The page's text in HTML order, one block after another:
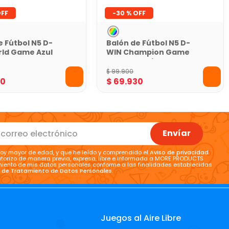
Fútbol N5 D-
Game Azul
-30 %
Balón de Fútbol N5 D-
WIN Champion Game
Azul con Caja
$99.900
$ 69.930
Envíar
mayor de edad, y que he leído y comprendido elAviso de privacidad.
de manera previa, expresa, libre e informada a MORE PRODUCTS
de mis datos personales conforme a las finalidades establecidas
Tratamiento de Datos Personales.
Juegos al Aire Libre